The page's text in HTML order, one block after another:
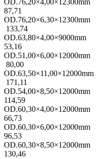
87,71
133,74
53,16
80,00
171,11
114,59
66,73
96,53
130,46